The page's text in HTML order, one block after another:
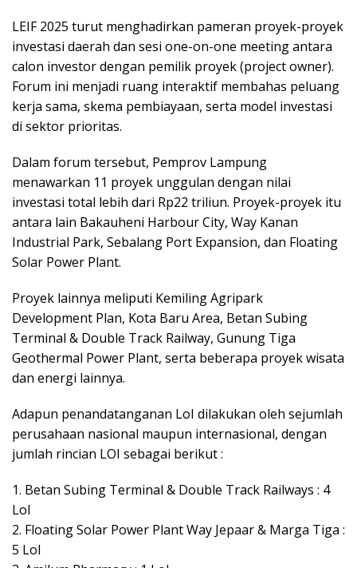
LEIF 2025 turut menghadirkan pameran proyek-proyek
investasi daerah dan sesi one-on-one meeting antara
calon investor dengan pemilik proyek (project owner).
Forum ini menjadi ruang interaktif membahas peluang
kerja sama, skema pembiayaan, serta model investasi
di sektor prioritas.
Dalam forum tersebut, Pemprov Lampung
menawarkan 11 proyek unggulan dengan nilai
investasi total lebih dari Rp22 triliun. Proyek-proyek itu
antara lain Bakauheni Harbour City, Way Kanan
Industrial Park, Sebalang Port Expansion, dan Floating
Solar Power Plant.
Proyek lainnya meliputi Kemiling Agripark
Development Plan, Kota Baru Area, Betan Subing
Terminal & Double Track Railway, Gunung Tiga
Geothermal Power Plant, serta beberapa proyek wisata
dan energi lainnya.
Adapun penandatanganan LoI dilakukan oleh sejumlah
perusahaan nasional maupun internasional, dengan
jumlah rincian LOI sebagai berikut :
1. Betan Subing Terminal & Double Track Railways : 4
LoI
2. Floating Solar Power Plant Way Jepaar & Marga Tiga :
5 LoI